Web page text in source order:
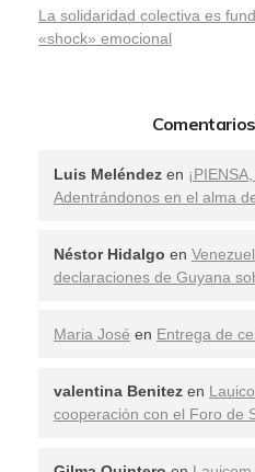
La solidaridad colectiva es
«shock» emocional
Luis Meléndez en
Adentrándonos en el alma
Néstor Hidalgo en
declaraciones de Guyana
Maria José en Entrega de
valentina Benitez en
cooperación con el Foro de